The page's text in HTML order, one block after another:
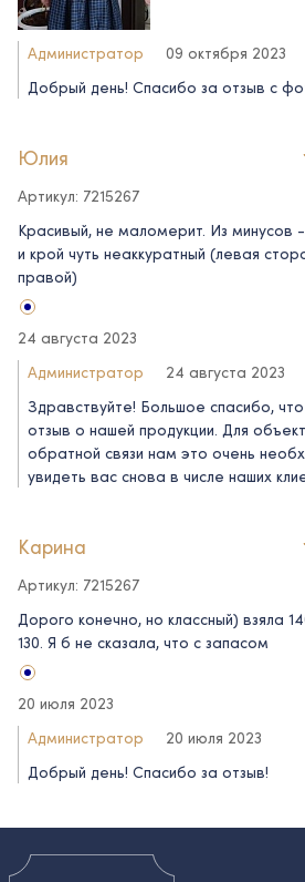
Администратор
09 октября 2023
Добрый день! Спасибо за отзыв c
Юлия
Артикул: 7215267
Красивый, не маломерит. Из минусов
и крой чуть неаккуратный (левая
правой)
24 августа 2023
Администратор
24 августа 2023
Здравствуйте! Большое спасибо,
отзыв о нашей продукции. Для
обратной связи нам это очень
увидеть вас снова в числе наших
Карина
Артикул: 7215267
Дорого конечно, но классный) взяла
130. Я б не сказала, что с запасом
20 июля 2023
Администратор
20 июля 2023
Добрый день! Спасибо за отзыв!